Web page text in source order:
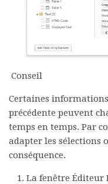
Conseil
Certaines informations
précédente peuvent
temps en temps. Par
adapter les sélections
conséquence.
La fenêtre Éditeur